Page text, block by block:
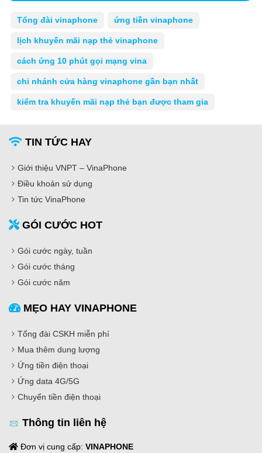
Tổng đài vinaphone ứng tiền vinaphone
lịch khuyến mãi nạp thẻ vinaphone
cách ứng 10 phút gọi mạng vina
chi nhánh cửa hàng vinaphone gần bạn nhất
kiểm tra khuyến mãi nạp thẻ bạn được tham gia
TIN TỨC HAY
Giới thiệu VNPT – VinaPhone
Điều khoản sử dụng
Tin tức VinaPhone
GÓI CƯỚC HOT
Gói cước ngày, tuần
Gói cước tháng
Gói cước năm
MẸO HAY VINAPHONE
Tổng đài CSKH miễn phí
Mua thêm dung lượng
Ứng tiền điện thoại
Ứng data 4G/5G
Chuyển tiền điện thoại
Thông tin liên hệ
Đơn vị cung cấp: VINAPHONE